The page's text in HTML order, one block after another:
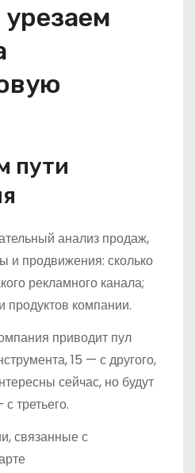
пути
анализ продаж,
и продвижения: сколько
рекламного канала;
компании.
приводит пул
15 — с другого,
сейчас, но будут
третьего.
связанные с